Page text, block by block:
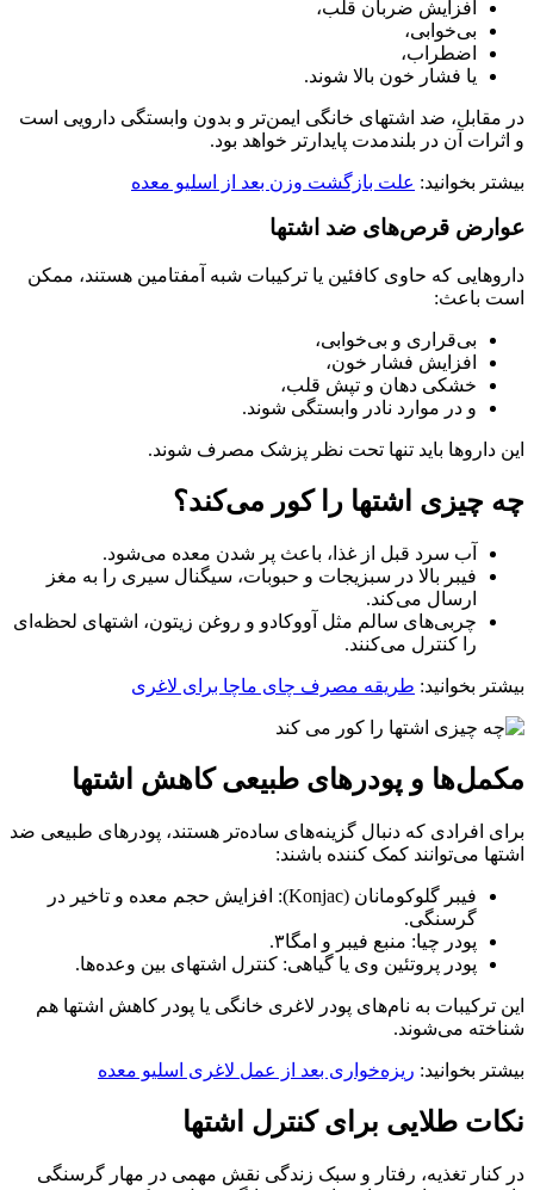
افزایش ضربان قلب،
بی‌خوابی،
اضطراب،
یا فشار خون بالا شوند.
در مقابل، ضد اشتهای خانگی ایمن‌تر و بدون وابستگی دارویی است
و اثرات آن در بلندمدت پایدارتر خواهد بود.
بیشتر بخوانید: علت بازگشت وزن بعد از اسلیو معده
عوارض قرص‌های ضد اشتها
داروهایی که حاوی کافئین یا ترکیبات شبه‌ آمفتامین هستند، ممکن
است باعث:
بی‌قراری و بی‌خوابی،
افزایش فشار خون،
خشکی دهان و تپش قلب،
و در موارد نادر وابستگی شوند.
این داروها باید تنها تحت نظر پزشک مصرف شوند.
چه چیزی اشتها را کور می‌کند؟
آب سرد قبل از غذا، باعث پر شدن معده می‌شود.
فیبر بالا در سبزیجات و حبوبات، سیگنال سیری را به مغز
ارسال می‌کند.
چربی‌های سالم مثل آووکادو و روغن زیتون، اشتهای لحظه‌ای
را کنترل می‌کنند.
بیشتر بخوانید: طریقه مصرف چای ماچا برای لاغری
مکمل‌ها و پودرهای طبیعی کاهش اشتها
برای افرادی که دنبال گزینه‌های ساده‌تر هستند، پودرهای طبیعی ضد
اشتها می‌توانند کمک‌ کننده باشند:
فیبر گلوکومانان (Konjac): افزایش حجم معده و تاخیر در
گرسنگی.
پودر چیا: منبع فیبر و امگا۳.
پودر پروتئین وی یا گیاهی: کنترل اشتهای بین وعده‌ها.
این ترکیبات به نام‌های پودر لاغری خانگی یا پودر کاهش اشتها هم
شناخته می‌شوند.
بیشتر بخوانید: ریزه‌خواری بعد از عمل لاغری اسلیو معده
نکات طلایی برای کنترل اشتها
در کنار تغذیه، رفتار و سبک زندگی نقش مهمی در مهار گرسنگی